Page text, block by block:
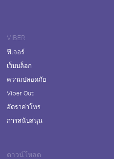
VIBER
ฟีเจอร์
เว็บบล็อก
ความปลอดภัย
Viber Out
อัตราค่าโทร
การสนับสนุน
ดาวน์โหลด